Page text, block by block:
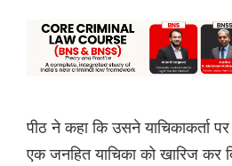
पीठ ने कहा कि उसने याचिकाकर्ता
एक जनहित याचिका को खारिज कर